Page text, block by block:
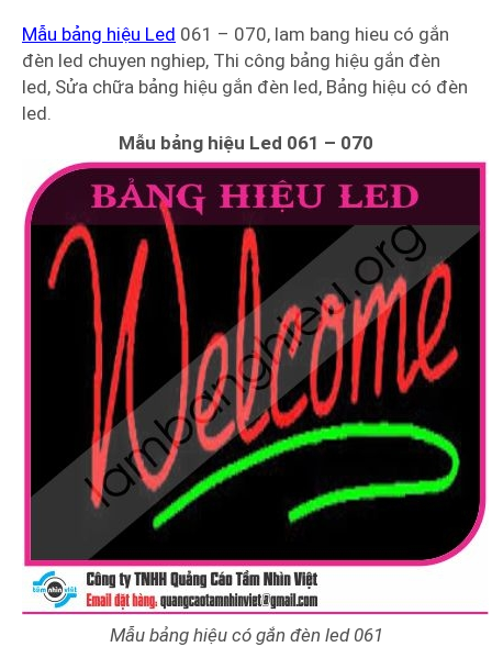
Mẫu bảng hiệu Led 061 – 070, lam bang hieu có gắn
đèn led chuyen nghiep, Thi công bảng hiệu gắn đèn
led, Sửa chữa bảng hiệu gắn đèn led, Bảng hiệu có đèn
led.
Mẫu bảng hiệu Led 061 – 070
Mẫu bảng hiệu có gắn đèn led 061